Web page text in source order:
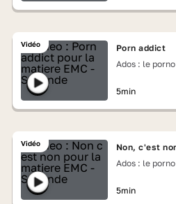
Vidéo
Porn addict
Ados : le
5min
Vidéo
Non, c'est
Ados : le
5min